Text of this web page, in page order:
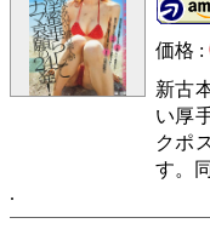
価格 :
新古
い厚
クポ
す。